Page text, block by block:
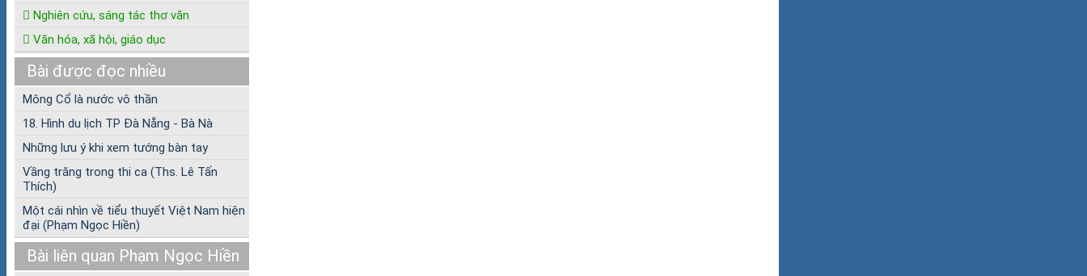
Nghiên cứu, sáng tác thơ văn
Văn hóa, xã hội, giáo dục
Bài được đọc nhiều
Mông Cổ là nước vô thần
18. Hình du lịch TP Đà Nẵng - Bà Nà
Những lưu ý khi xem tướng bàn tay
Vầng trăng trong thi ca (Ths. Lê Tấn
Thích)
Một cái nhìn về tiểu thuyết Việt Nam hiện
đại (Phạm Ngọc Hiền)
Bài liên quan Phạm Ngọc Hiền